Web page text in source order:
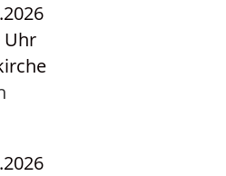
Uhr